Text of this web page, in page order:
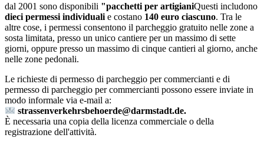
dal 2001 sono disponibili "pacchetti per artigianiQuesti includono
dieci permessi individuali e costano 140 euro ciascuno. Tra le
altre cose, i permessi consentono il parcheggio gratuito nelle zone a
sosta limitata, presso un unico cantiere per un massimo di sette
giorni, oppure presso un massimo di cinque cantieri al giorno, anche
nelle zone pedonali.
Le richieste di permesso di parcheggio per commercianti e di
permesso di parcheggio per commercianti possono essere inviate in
modo informale via e-mail a:
strassenverkehrsbehoerde@darmstadt.de.
È necessaria una copia della licenza commerciale o della
registrazione dell'attività.